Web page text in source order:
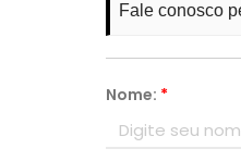
Fale conosco
Nome: *